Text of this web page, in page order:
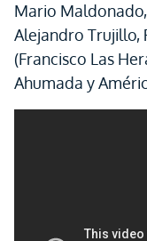
Mario
Alejandro Trujillo,
(Francisco Las
Ahumada y